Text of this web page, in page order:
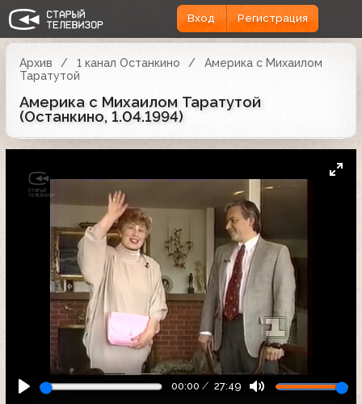
Вход Регистрация
Архив 1 канал Останкино
Америка с Михаилом
Таратутой
Америка с Михаилом Таратутой
(Останкино, 1.04.1994)
00:00 27:49